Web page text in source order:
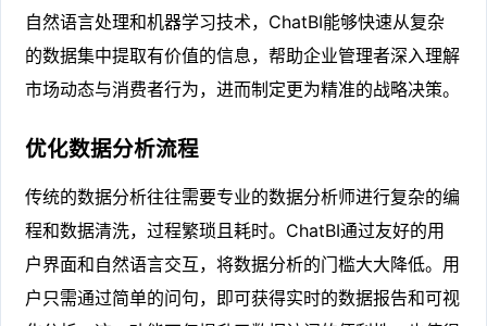
自然语言处理和机器学习技术，ChatBI能够快速从复杂
的数据集中提取有价值的信息，帮助企业管理者深入理解
市场动态与消费者行为，进而制定更为精准的战略决策。
优化数据分析流程
传统的数据分析往往需要专业的数据分析师进行复杂的编
程和数据清洗，过程繁琐且耗时。ChatBI通过友好的用
户界面和自然语言交互，将数据分析的门槛大大降低。用
户只需通过简单的问句，即可获得实时的数据报告和可视